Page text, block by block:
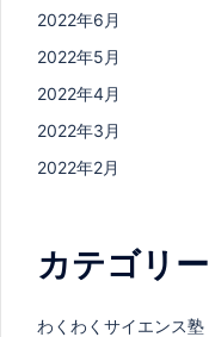
2022年6月
2022年5月
2022年4月
2022年3月
2022年2月
カテゴリー
わくわくサイエンス塾